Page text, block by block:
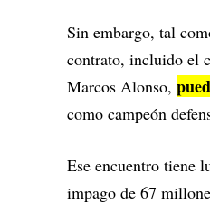
Sin embargo, tal
contrato, incluido el
Marcos Alonso,
como campeón
Ese encuentro tiene
impago de 67